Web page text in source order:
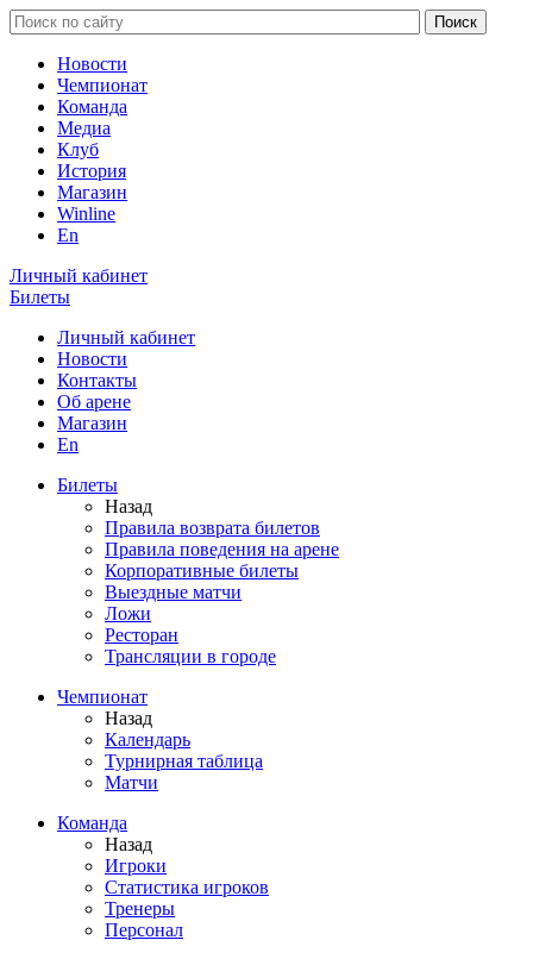
Новости
Чемпионат
Команда
Медиа
Клуб
История
Магазин
Winline
En
Личный кабинет
Билеты
Личный кабинет
Новости
Контакты
Об арене
Магазин
En
Билеты
Назад
Правила возврата билетов
Правила поведения на арене
Корпоративные билеты
Выездные матчи
Ложи
Ресторан
Трансляции в городе
Чемпионат
Назад
Календарь
Турнирная таблица
Матчи
Команда
Назад
Игроки
Статистика игроков
Тренеры
Персонал